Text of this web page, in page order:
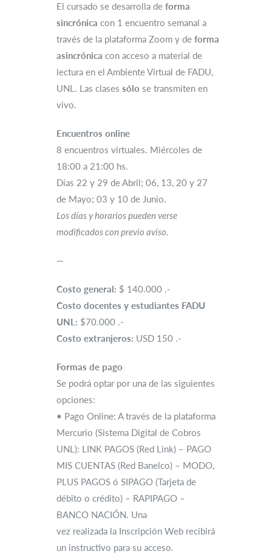
El cursado se desarrolla de forma
sincrónica con 1 encuentro semanal a
través de la plataforma Zoom y de forma
asincrónica con acceso a material de
lectura en el Ambiente Virtual de FADU,
UNL. Las clases sólo se transmiten en
vivo.
Encuentros online
8 encuentros virtuales. Miércoles de
18:00 a 21:00 hs.
Días 22 y 29 de Abril; 06, 13, 20 y 27
de Mayo; 03 y 10 de Junio.
Los días y horarios pueden verse
modificados con previo aviso.
—
Costo general: $ 140.000 .-
Costo docentes y estudiantes FADU
UNL: $70.000 .-
Costo extranjeros: USD 150 .-
Formas de pago
Se podrá optar por una de las siguientes
opciones:
• Pago Online: A través de la plataforma
Mercurio (Sistema Digital de Cobros
UNL): LINK PAGOS (Red Link) – PAGO
MIS CUENTAS (Red Banelco) – MODO,
PLUS PAGOS ó SIPAGO (Tarjeta de
débito o crédito) – RAPIPAGO –
BANCO NACIÓN. Una
vez realizada la Inscripción Web recibirá
un instructivo para su acceso.